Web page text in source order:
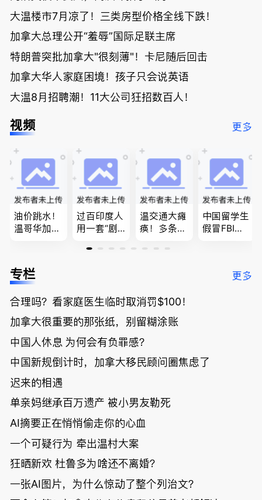
大温楼市7月凉了！三类房型价格全线下跌！
加拿大总理公开“羞辱”国际足联主席
特朗普突批加拿大"很刻薄"！卡尼随后回击
加拿大华人家庭困境！孩子只会说英语
大温8月招聘潮！11大公司狂招数百人！
视频 更多
油价跳水！
温哥华加油
低；免费狂
送50万磅蔬
温“丑陋土
豆日”冲击
吉尼斯纪
录；惨！留
骗光2万美
元，还被卷
入跨国刑案
账户遭封！
过百印度人
用一套“剧
官：太假
欠款多出$1
9万；突
发！无辜男
孩温哥华市
中心被刺身
亡；
温交通大瘫
痪！多条主
底；做顿饭
单；房市崩
盘前兆？加
国租赁市场
恐迎暴跌危
中国留学生
假冒FBI上
夫妻住进殡
专栏 更多
合理吗？看家庭医生临时取消罚$100！
加拿大很重要的那张纸，别留糊涂账
中国人休息 为何会有负罪感？
中国新规倒计时，加拿大移民顾问圈焦虑了
迟来的相遇
单亲妈继承百万遗产 被小男友勒死
AI摘要正在悄悄偷走你的心血
一个可疑行为 牵出温村大案
狂晒新欢 杜鲁多为啥还不离婚？
一张AI图片，为什么惊动了整个列治文？